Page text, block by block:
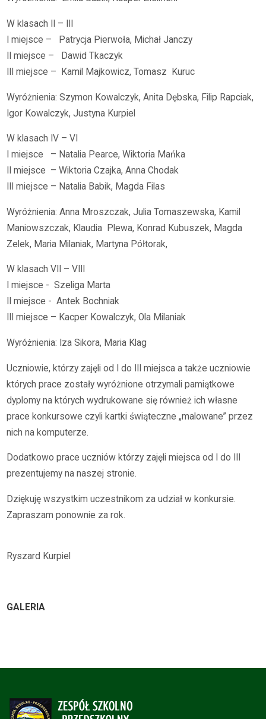
W klasach II – III
I miejsce – Patrycja Pierwoła, Michał Janczy
II miejsce – Dawid Tkaczyk
III miejsce – Kamil Majkowicz, Tomasz Kuruc
Wyróżnienia: Szymon Kowalczyk, Anita Dębska, Filip Rapciak,
Igor Kowalczyk, Justyna Kurpiel
W klasach IV – VI
I miejsce – Natalia Pearce, Wiktoria Mańka
II miejsce – Wiktoria Czajka, Anna Chodak
III miejsce – Natalia Babik, Magda Filas
Wyróżnienia: Anna Mroszczak, Julia Tomaszewska, Kamil
Maniowszczak, Klaudia Plewa, Konrad Kubuszek, Magda
Zelek, Maria Milaniak, Martyna Półtorak,
W klasach VII – VIII
I miejsce - Szeliga Marta
II miejsce - Antek Bochniak
III miejsce – Kacper Kowalczyk, Ola Milaniak
Wyróżnienia: Iza Sikora, Maria Klag
Uczniowie, którzy zajęli od I do III miejsca a także uczniowie
których prace zostały wyróżnione otrzymali pamiątkowe
dyplomy na których wydrukowane się również ich własne
prace konkursowe czyli kartki świąteczne „malowane” przez
nich na komputerze.
Dodatkowo prace uczniów którzy zajęli miejsca od I do III
prezentujemy na naszej stronie.
Dziękuję wszystkim uczestnikom za udział w konkursie.
Zapraszam ponownie za rok.
Ryszard Kurpiel
GALERIA